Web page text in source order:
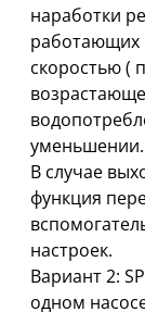
наработки
работающих
скоростью (
уменьшении.
В случае
функция
настроек.
Вариант 2:
одном